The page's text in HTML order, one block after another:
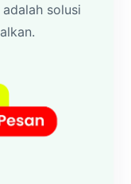
solusi